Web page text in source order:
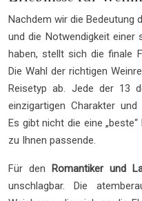
Nachdem wir die Bedeutung
und die Notwendigkeit einer
haben, stellt sich die finale
Die Wahl der richtigen
Reisetyp ab. Jede der 13
einzigartigen Charakter
Es gibt nicht die eine
zu Ihnen passende.
Für den Romantiker und
unschlagbar. Die